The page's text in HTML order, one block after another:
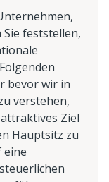
feststellen,
bevor wir in
verstehen,
Ziel
Hauptsitz zu
eine